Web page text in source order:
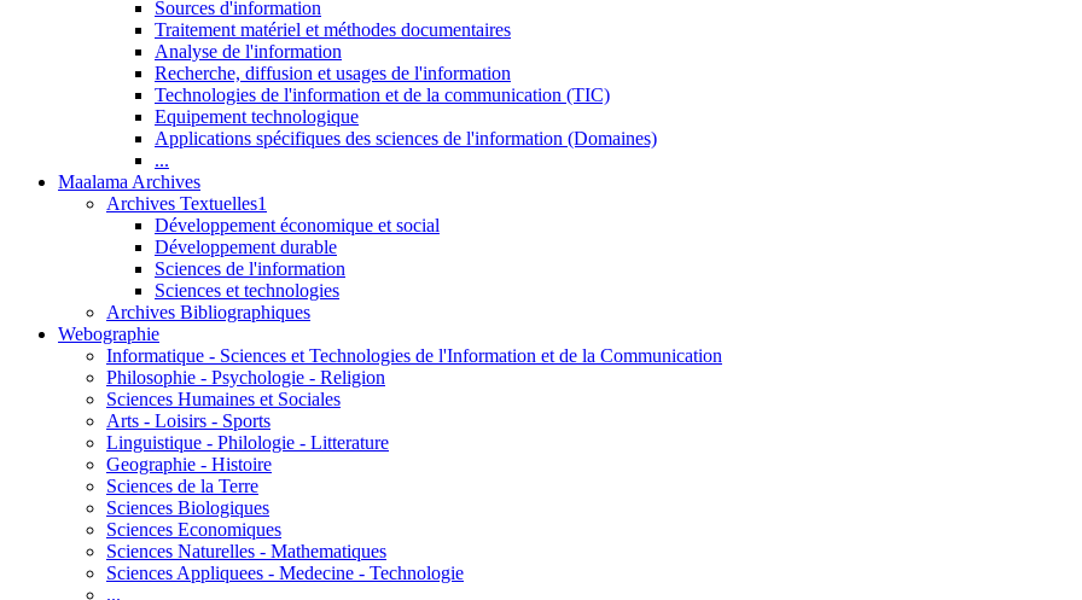
Sources d'information
Traitement matériel et méthodes documentaires
Analyse de l'information
Recherche, diffusion et usages de l'information
Technologies de l'information et de la communication (TIC)
Equipement technologique
Applications spécifiques des sciences de l'information (Domaines)
...
Maalama Archives
Archives Textuelles1
Développement économique et social
Développement durable
Sciences de l'information
Sciences et technologies
Archives Bibliographiques
Webographie
Informatique - Sciences et Technologies de l'Information et de la Communication
Philosophie - Psychologie - Religion
Sciences Humaines et Sociales
Arts - Loisirs - Sports
Linguistique - Philologie - Litterature
Geographie - Histoire
Sciences de la Terre
Sciences Biologiques
Sciences Economiques
Sciences Naturelles - Mathematiques
Sciences Appliquees - Medecine - Technologie
...